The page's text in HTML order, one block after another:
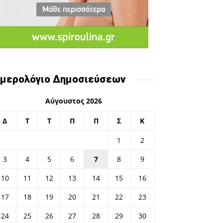
Δημοσιεύσεων
Αύγουστος 2026
Δ Τ Τ Π Π Σ Κ
1
2
3
4 5 6 7 8
9
10
11 12 13 14 15
16
17
18 19 20 21 22
23
24
25 26 27 28 29 30